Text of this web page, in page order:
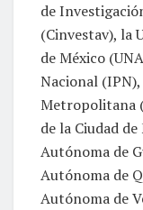
de
(Cinvestav), la
de México
Nacional
Metropolitana
de la Ciudad
Autónoma de
Autónoma de
Autónoma de